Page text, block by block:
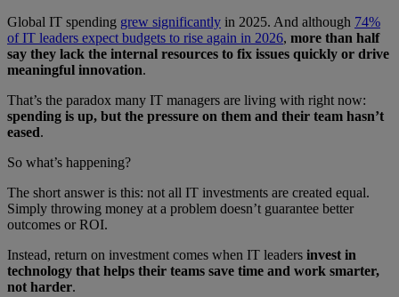
Global IT spending grew significantly in 2025. And although 74%
of IT leaders expect budgets to rise again in 2026, more than half
say they lack the internal resources to fix issues quickly or drive
meaningful innovation.
That’s the paradox many IT managers are living with right now:
spending is up, but the pressure on them and their team hasn’t
eased.
So what’s happening?
The short answer is this: not all IT investments are created equal.
Simply throwing money at a problem doesn’t guarantee better
outcomes or ROI.
Instead, return on investment comes when IT leaders invest in
technology that helps their teams save time and work smarter,
not harder.